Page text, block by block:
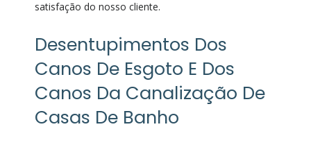
satisfação do nosso cliente.
Desentupimentos Dos
Canos De Esgoto E Dos
Canos Da Canalização De
Casas De Banho